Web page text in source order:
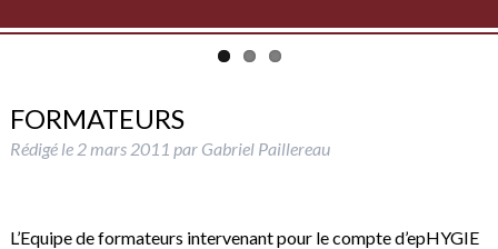
FORMATEURS
Rédigé le 2 mars 2011 par Gabriel Paillereau
L’Equipe de formateurs intervenant pour le compte d’epHYGIE